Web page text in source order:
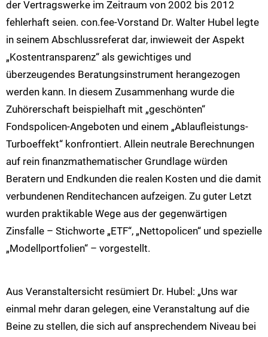
der Vertragswerke im Zeitraum von 2002 bis 2012
fehlerhaft seien. con.fee-Vorstand Dr. Walter Hubel legte
in seinem Abschlussreferat dar, inwieweit der Aspekt
„Kostentransparenz“ als gewichtiges und
überzeugendes Beratungsinstrument herangezogen
werden kann. In diesem Zusammenhang wurde die
Zuhörerschaft beispielhaft mit „geschönten“
Fondspolicen-Angeboten und einem „Ablaufleistungs-
Turboeffekt“ konfrontiert. Allein neutrale Berechnungen
auf rein finanzmathematischer Grundlage würden
Beratern und Endkunden die realen Kosten und die damit
verbundenen Renditechancen aufzeigen. Zu guter Letzt
wurden praktikable Wege aus der gegenwärtigen
Zinsfalle – Stichworte „ETF“, „Nettopolicen“ und spezielle
„Modellportfolien“ – vorgestellt.
Aus Veranstaltersicht resümiert Dr. Hubel: „Uns war
einmal mehr daran gelegen, eine Veranstaltung auf die
Beine zu stellen, die sich auf ansprechendem Niveau bei